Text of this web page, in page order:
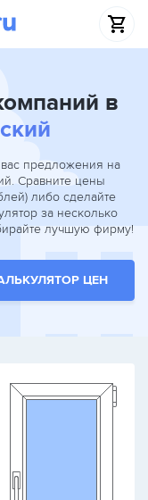
в
предложения на
Сравните цены
либо сделайте
за несколько
лучшую фирму!
ЦЕН